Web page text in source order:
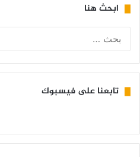
ابحث هنا
تابعنا على فيسبوك